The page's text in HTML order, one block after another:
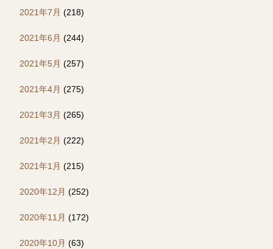
2021年7月 (218)
2021年6月 (244)
2021年5月 (257)
2021年4月 (275)
2021年3月 (265)
2021年2月 (222)
2021年1月 (215)
2020年12月 (252)
2020年11月 (172)
2020年10月 (63)